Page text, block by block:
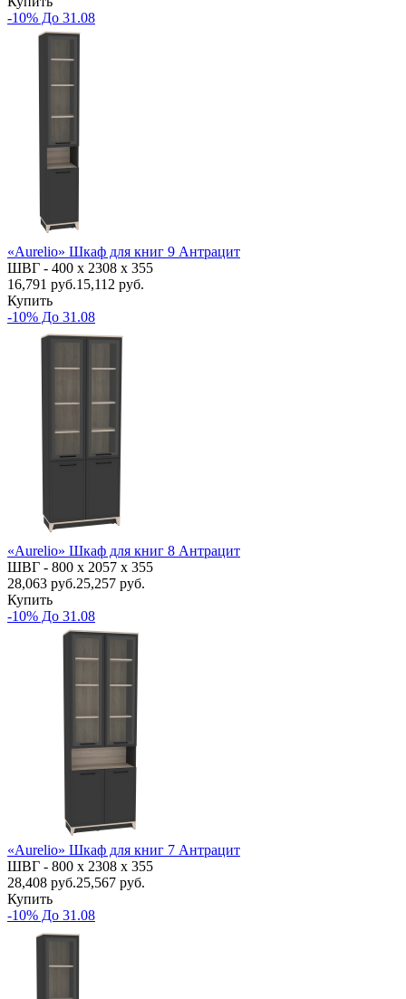
-10% До 31.08
«Aurelio» Шкаф для книг 9 Антрацит
ШВГ - 400 х 2308 х 355
16,791 руб.15,112 руб.
Купить
-10% До 31.08
«Aurelio» Шкаф для книг 8 Антрацит
ШВГ - 800 х 2057 х 355
28,063 руб.25,257 руб.
Купить
-10% До 31.08
«Aurelio» Шкаф для книг 7 Антрацит
ШВГ - 800 х 2308 х 355
28,408 руб.25,567 руб.
Купить
-10% До 31.08